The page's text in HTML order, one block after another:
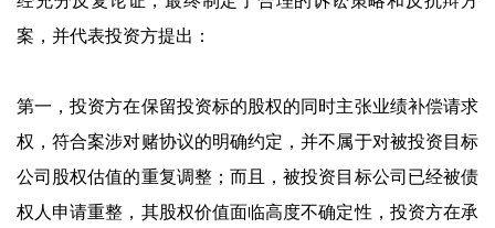
案，并代表投资方提出：
第一，投资方在保留投资标的股权的同时主张业绩补偿请求
权，符合案涉对赌协议的明确约定，并不属于对被投资目标
公司股权估值的重复调整；而且，被投资目标公司已经被债
权人申请重整，其股权价值面临高度不确定性，投资方在承